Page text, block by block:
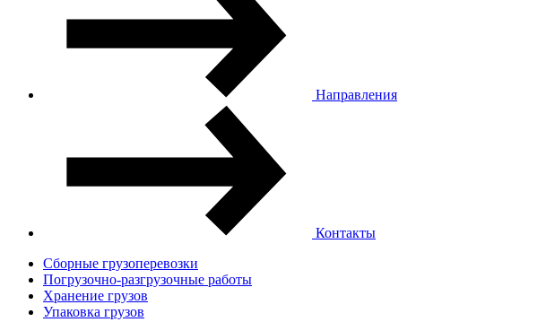
Направления
Контакты
Сборные грузоперевозки
Погрузочно-разгрузочные работы
Хранение грузов
Упаковка грузов